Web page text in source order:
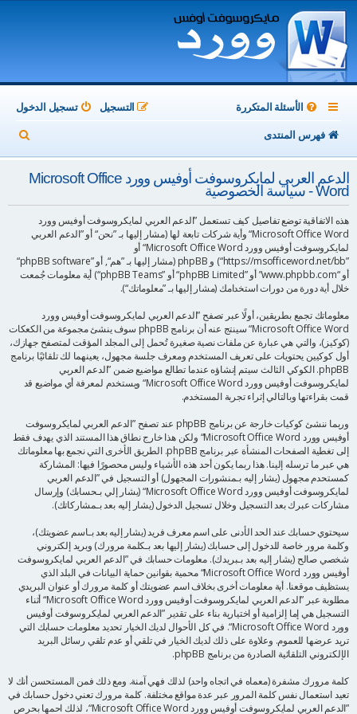
الأسئلة المتكررة تسجيل الدخول
التسجيل
فهرس المنتدى
ح
الدعم العربي لمايكروسوفت أوفيس وورد Microsoft Office
Word - سياسة الخصوصية
هذه الاتفاقية توضع تفاصيل كيف تستعمل ”الدعم العربي لمايكروسوفت أوفيس وورد
Microsoft Office Word“ وأية شركات تابعة لها (مشار إليها بـ ”نحن“ أو ”الدعم العربي
لمايكروسوفت أوفيس وورد Microsoft Office Word“ أو
”https://msofficeword.net/bb“) و phpBB (مشار إليها بـ ”هم“, أو ”phpBB software“
أو “www.phpbb.com” أو ”phpBB Limited“ أو ”phpBB Teams“) أية معلومات جُمعت
خلال أية دورة من دورات استخدامك (مشار إليها بـ ”معلوماتك“).
معلوماتك تجمع بطريقين، أولًا عبر تصفح ”الدعم العربي لمايكروسوفت أوفيس وورد
Microsoft Office Word“ سينتج عنه أن برنامج phpBB سوف ينشئ مجموعة من الكعكات
(كوكيز)، والتي هي عبارة عن ملفات نصية صغيرة تُحمل إلى المجلد المؤقت لمتصفح جهازك،
أول كوكيين يحتويات على تعريف المستخدم ومعرف جلسة مجهول، يعينهما لك تلقائيًا برنامج
phpBB. الكوكي الثالث سيتم إنشاؤه عندما تطالع مواضيع ضمن ”الدعم العربي
لمايكروسوفت أوفيس وورد Microsoft Office Word“ ويستخدم لمعرفة أي مواضيع قد
قمت بقراءتها وبالتالي إثراء تجربة المستخدم.
وربما ننشئ كوكيات خارجة عن برنامج phpBB عند تصفح ”الدعم العربي لمايكروسوفت
أوفيس وورد Microsoft Office Word“ ولكن هذا خارج نطاق هذا المستند الذي يهدف فقط
إلى تغطية الصفحات المنشأة عبر برنامج phpBB. الطريق الأخرى التي نجمع بها معلوماتك
هي عبر ما ترسله إلينا. هذا ربما يكون أحد هذه الأشياء وليس محصورًا فيها: المشاركة
كمستحدم مجهول (يشار إليه بـمنشورات المجهول) أو التسجيل في ”الدعم العربي
لمايكروسوفت أوفيس وورد Microsoft Office Word“ (يشار إلي بـحسابك) وإرسال
مشاركات عبرك بعد التسجيل وخلال تسجيل الدخول (يشار إليه بعد بـمشاركاتك).
سيحتوي حسابك عند الحد الأدنى على اسم معرف فريد (يشار إليه بعد بـاسم عضويتك)،
وكلمة مرور خاصة للدخول إلى حسابك (يشار إليها بعد بـكلمة مرورك) وبريد إلكتروني
شخصي صالح (يشار إليه بعد بـبريدك). معلومات حسابك في ”الدعم العربي لمايكروسوفت
أوفيس وورد Microsoft Office Word“ محمية بقوانين حماية البيانات في البلد الذي
يستظيف موقعنا. أية معلومات أخرى بخلاف اسم عضويتك أو كلمة مرورك أو عنوان البريدي
مطلوبة عبر ”الدعم العربي لمايكروسوفت أوفيس وورد Microsoft Office Word“ أثناء
التسجيل هي إما إلزامية أو اختيارية بناء على تقدير ”الدعم العربي لمايكروسوفت أوفيس
وورد Microsoft Office Word“. في كل الأحوال لديك الخيار تحديد معلومات حسابك التي
تريد عرضها للعموم. وعلاوة على ذلك لديك الخيار في تلقي أو عدم تلقي رسائل البريد
الإلكتروني التلقائية الصادرة من برنامج phpBB.
كلمة مرورك مشفرة (معماه في اتجاه واحد) لذلك فهي آمنة. ومع ذلك فمن المستحسن أنك لا
تعيد استعمال نفس كلمة المرور عبر عدة مواقع مختلفة. كلمة مرورك تعني دخول حسابك في
”الدعم العربي لمايكروسوفت أوفيس وورد Microsoft Office Word“، لذلك احمها بحرص